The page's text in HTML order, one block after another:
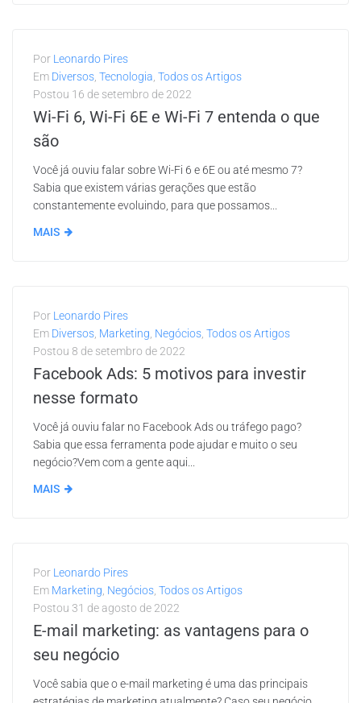
Por Leonardo Pires
Em Diversos Tecnologia Todos os Artigos
Postou 16 de setembro de 2022
Wi-Fi 6, Wi-Fi 6E e Wi-Fi 7 entenda o que
são
Você já ouviu falar sobre Wi-Fi 6 e 6E ou até mesmo 7?
Sabia que existem várias gerações que estão
constantemente evoluindo, para que possamos...
MAIS
Por Leonardo Pires
Em Diversos Marketing Negócios Todos os Artigos
Postou 8 de setembro de 2022
Facebook Ads: 5 motivos para investir
nesse formato
Você já ouviu falar no Facebook Ads ou tráfego pago?
Sabia que essa ferramenta pode ajudar e muito o seu
negócio?Vem com a gente aqui...
MAIS
Por Leonardo Pires
Em Marketing Negócios Todos os Artigos
Postou 31 de agosto de 2022
E-mail marketing: as vantagens para o
seu negócio
Você sabia que o e-mail marketing é uma das principais